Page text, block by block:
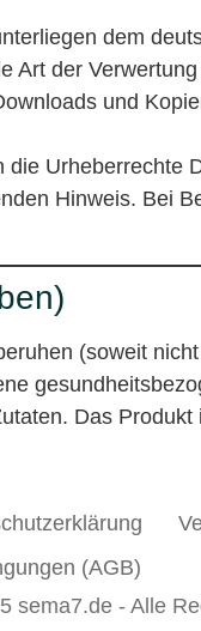
dem
Art der
und
Urheberrechte
Hinweis. Bei
(soweit
Das
(AGB)
sema7.de - Alle